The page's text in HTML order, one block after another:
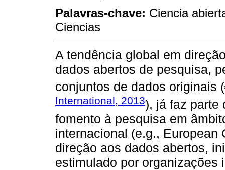
Palavras-chave: Ciencia
Ciencias
A tendência global em
dados abertos de pesquisa,
conjuntos de dados originais (
International, 2013), já faz parte
fomento à pesquisa em
internacional (e.g.,
direção aos dados abertos,
estimulado por organizações